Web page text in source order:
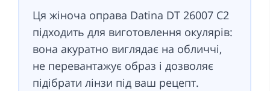
Ця жіноча оправа Datina DT 26007 C2
підходить для виготовлення окулярів:
вона акуратно виглядає на обличчі,
не перевантажує образ і дозволяє
підібрати лінзи під ваш рецепт.